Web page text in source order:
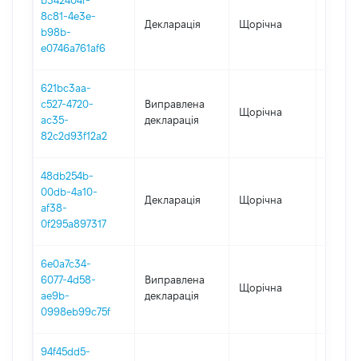
8c81-4e3e-
b98b-
e0746a761af6
Декларація Щорічна
621bc3aa-
c527-4720-
ac35-
82c2d93f12a2
Виправлена
декларація
Щорічна
48db254b-
00db-4a10-
af38-
0f295a897317
Декларація Щорічна
6e0a7c34-
6077-4d58-
ae9b-
0998eb99c75f
Виправлена
декларація
Щорічна
94f45dd5-